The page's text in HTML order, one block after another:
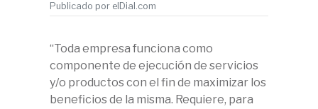
Publicado por elDial.com
“Toda empresa funciona como
componente de ejecución de servicios
y/o productos con el fin de maximizar los
beneficios de la misma. Requiere, para